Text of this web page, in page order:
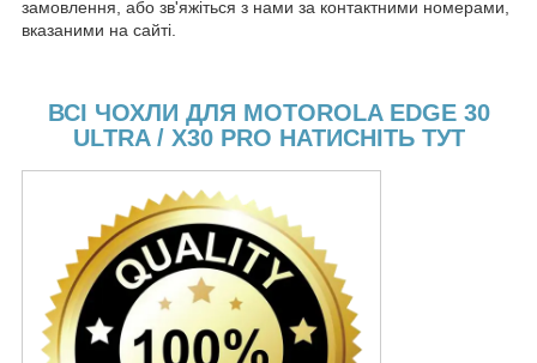
замовлення, або зв'яжіться з нами за контактними номерами,
вказаними на сайті.
ВСІ ЧОХЛИ ДЛЯ MOTOROLA EDGE 30
ULTRA / X30 PRO НАТИСНІТЬ ТУТ